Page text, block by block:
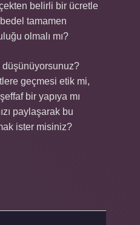
belirli bir ücretle
tamamen
olmalı mı?
geçmesi etik mi,
bir yapıya mı
paylaşarak bu
ister misiniz?